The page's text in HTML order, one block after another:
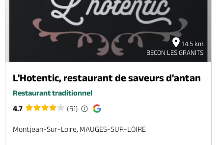
14.5 km
BECON LES GRANITS
L'Hotentic, restaurant de saveurs d'antan
Restaurant traditionnel
4.7
(51)
Montjean-Sur-Loire, MAUGES-SUR-LOIRE